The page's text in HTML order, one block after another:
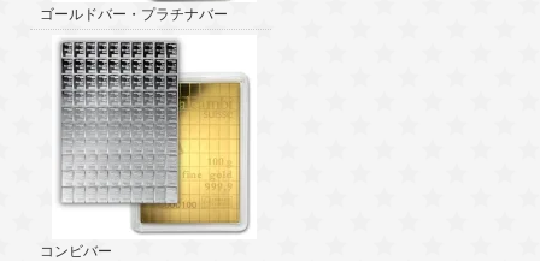
ゴールドバー・プラチナバー
コンビバー